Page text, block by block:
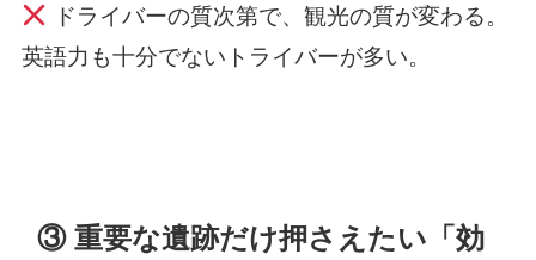
ドライバーの質次第で、観光の質が変わる。
英語力も十分でないトライバーが多い。
③ 重要な遺跡だけ押さえたい「効